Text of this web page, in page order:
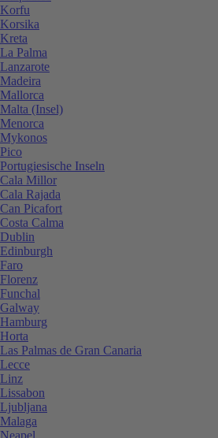
Korfu
Korsika
Kreta
La Palma
Lanzarote
Madeira
Mallorca
Malta (Insel)
Menorca
Mykonos
Pico
Portugiesische Inseln
Cala Millor
Cala Rajada
Can Picafort
Costa Calma
Dublin
Edinburgh
Faro
Florenz
Funchal
Galway
Hamburg
Horta
Las Palmas de Gran Canaria
Lecce
Linz
Lissabon
Ljubljana
Malaga
Neapel